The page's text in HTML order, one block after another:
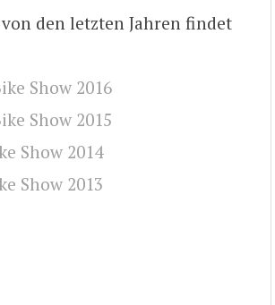
den letzten Jahren findet
Show 2016
Show 2015
Show 2014
Show 2013